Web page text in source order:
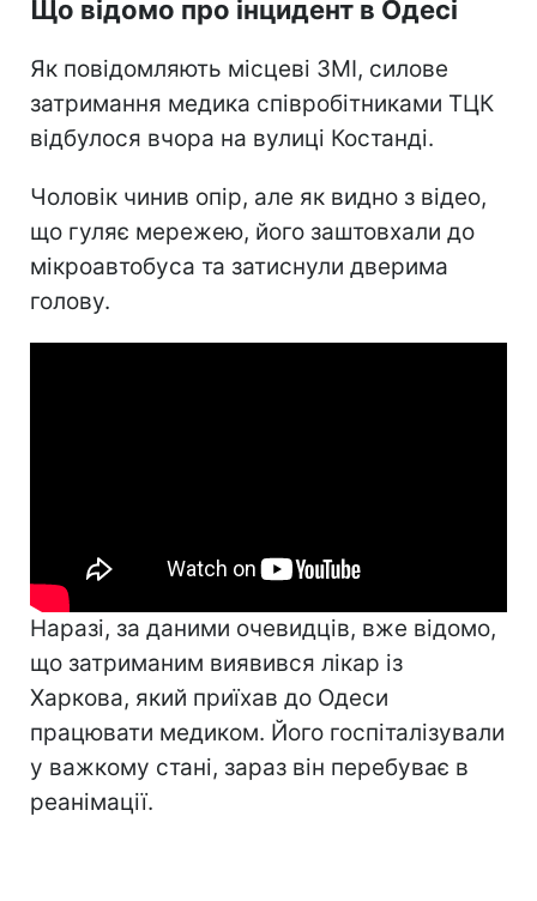
Що відомо про інцидент в Одесі
Як повідомляють місцеві ЗМІ, силове
затримання медика співробітниками ТЦК
відбулося вчора на вулиці Костанді.
Чоловік чинив опір, але як видно з відео,
що гуляє мережею, його заштовхали до
мікроавтобуса та затиснули дверима
голову.
Наразі, за даними очевидців, вже відомо,
що затриманим виявився лікар із
Харкова, який приїхав до Одеси
працювати медиком. Його госпіталізували
у важкому стані, зараз він перебуває в
реанімації.